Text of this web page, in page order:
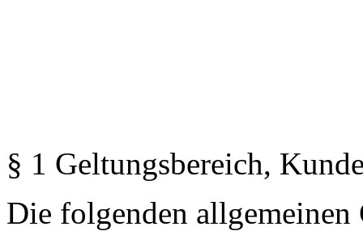
§ 1 Geltungsbereich,
Die folgenden